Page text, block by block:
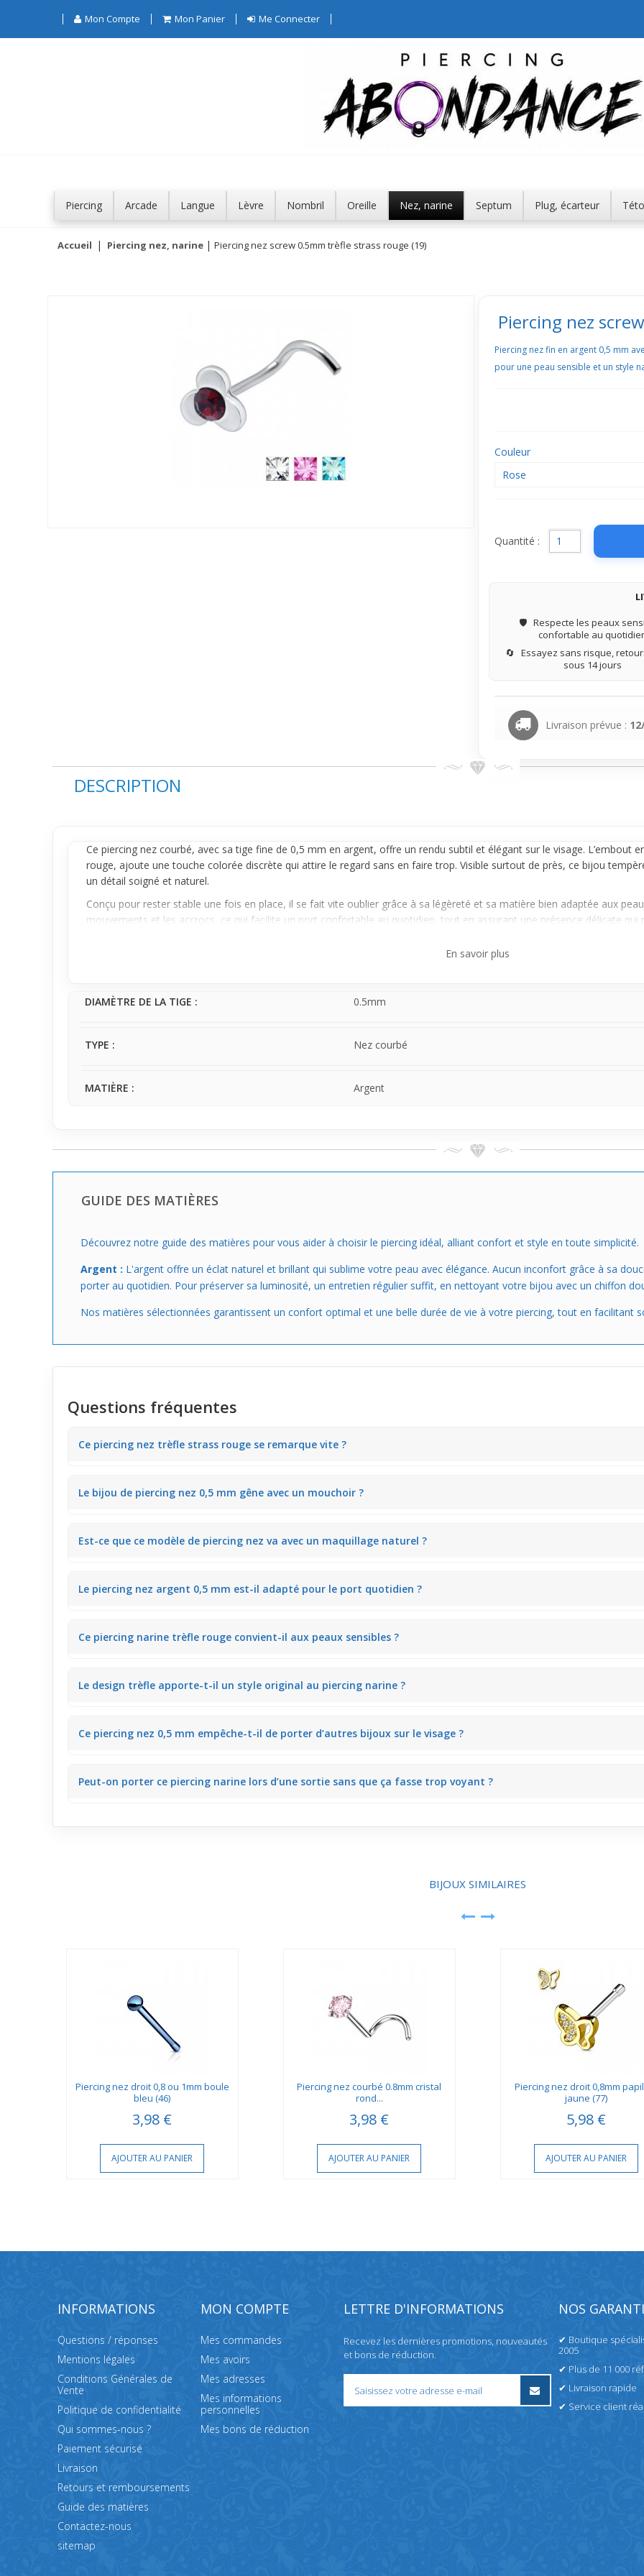
Mon Compte Mon Panier Me Connecter
Piercing Arcade Langue Lèvre Nombril Oreille Nez, narine Septum Plug, écarteur
Accueil Piercing nez, narine Piercing nez screw 0.5mm trèfle strass rouge (19)
Piercing nez
Piercing nez fin en argent 0,5 mm
pour une peau sensible et un style
Couleur
Rose
Quantité :
🛡️ Respecte les peaux
confortable au
🔄 Essayez sans risque,
sous 14 jours
Livraison prévue :
DESCRIPTION
Ce piercing nezcourbé, avec sa tige fine de 0,5 mm en argent, offre un rendu subtil et élégant sur le visage. L’embout
rouge, ajoute une touche colorée discrète qui attire le regard sans en faire trop. Visible surtout de près, ce bijou
un détail soigné et naturel.
Conçu pour rester stable une fois en place, il se fait vite oublier grâce à sa légèreté et sa matière bien adaptée aux
mouvements et les accrocs, ce qui facilite un port confortable au quotidien, tout en assurant une présence délicate qui
suffisamment visible pour embellir le visage sans dominer le look, offrant un bon compromis entre discrétion et
En savoir plus
DIAMÈTRE DE LA TIGE : 0.5mm
TYPE : Nez courbé
MATIÈRE : Argent
GUIDE DES MATIÈRES
Découvrez notre guide des matières pour vous aider à choisir le piercing idéal, alliant confort et style en toute simplicité.
Argent : L'argent offre un éclat naturel et brillant qui sublime votre peau avec élégance. Aucun inconfort grâce à sa
porter au quotidien. Pour préserver sa luminosité, un entretien régulier suffit, en nettoyant votre bijou avec un chiffon
Nos matières sélectionnées garantissent un confort optimal et une belle durée de vie à votre piercing, tout en facilitant
Questions fréquentes
Ce piercing nez trèfle strass rouge se remarque vite ?
quotidien.
Le bijou de piercing nez 0,5 mm gêne avec un mouchoir ?
Est-ce que ce modèle de piercing nez va avec un maquillage naturel ?
avec les couleurs du maquillage.
Le piercing nez argent 0,5 mm est-il adapté pour le port quotidien ?
Ce piercing narine trèfle rouge convient-il aux peaux sensibles ?
Le design trèfle apporte-t-il un style original au piercing narine ?
Ce piercing nez 0,5 mm empêche-t-il de porter d’autres bijoux sur le visage ?
Peut-on porter ce piercing narine lors d’une sortie sans que ça fasse trop voyant ?
mesurée.
BIJOUX SIMILAIRES
Piercing nez droit 0,8 ou 1mm boule
bleu (46)
3,98 €
AJOUTER AU PANIER
Piercing nez courbé 0.8mm cristal
rond...
3,98 €
AJOUTER AU PANIER
Piercing nez droit 0,8mm
jaune (77)
5,98 €
AJOUTER AU PANIER
INFORMATIONS
Questions / réponses
Mentions légales
Conditions Générales de
Vente
Politique de confidentialité
Qui sommes-nous ?
Paiement sécurisé
Livraison
Retours et remboursements
Guide des matières
Contactez-nous
sitemap
MON COMPTE
Mes commandes
Mes avoirs
Mes adresses
Mes informations
personnelles
Mes bons de réduction
LETTRE D'INFORMATIONS
Recevez les dernières promotions, nouveautés
et bons de réduction.
NOS
✔ Boutique
2005
✔ Plus de 11 000
✔ Livraison rapide
✔ Service client